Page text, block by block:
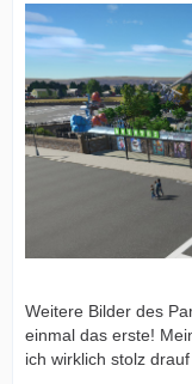
Weitere Bilder des
einmal das erste!
ich wirklich stolz